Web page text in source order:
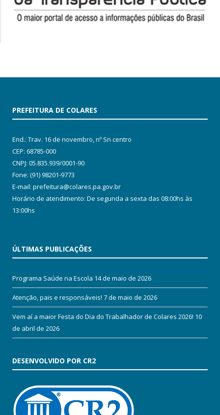
PREFEITURA DE COLARES
End.: Trav. 16 de novembro, nº Sn centro
CEP: 68785-000
CNPJ: 05.835.939/0001-90
Fone: (91) 98201-9773
E-mail: prefeitura@colares.pa.gov.br
Horário de atendimento: De segunda a sexta das 08:00hs às
13:00hs
ÚLTIMAS PUBLICAÇÕES
Programa Saúde na Escola 14 de maio de 2026
Atenção, pais e responsáveis! 7 de maio de 2026
Vem aí a maior Festa do Dia do Trabalhador de Colares 2026! 10
de abril de 2026
DESENVOLVIDO POR CR2